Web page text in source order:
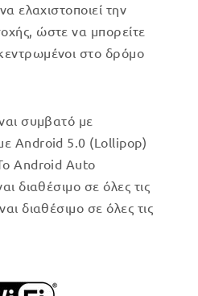
ελαχιστοποιεί την
ώστε να μπορείτε
στο δρόμο
συμβατό με
Android 5.0 (Lollipop)
Android Auto
διαθέσιμο σε όλες τις
διαθέσιμο σε όλες τις